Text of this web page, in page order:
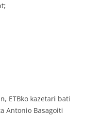
ETBko kazetari bati
Antonio Basagoiti